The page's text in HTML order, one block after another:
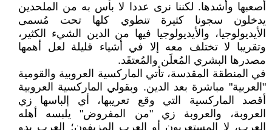
أصعبها وأشدها. لكننا نرى عددا لا بأس به من الملحدين
يدخلون سجونا كثيرة تنطوي كلها تحت مُسمى
الأيديولوجيا، والأيديولوجيا فيها من الدين الشيء الكثير،
وتقريبا لا تختلف معه إلا في أشياء قليلة لعل أهمها
مصدرها البشري المُعلَن والمُعتقَد.
في المنطقة المقدسة، تأتي الماركسية العروبية والقومية
"العربية" مباشرة بعد الدين. وبقولي الماركسية العروبية
أقصد الماركسية التي وقع تعريبها، أي إلباسها زي
العروبة، والعروبة زي "من المفروض" يلبسه أهله
العرب، لا المستعربون أو العرب المزيفون؛ العرب بدو